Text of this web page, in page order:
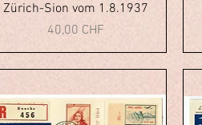
Zürich-Sion vom 1.8.1937
Prezzo
40,00 CHF